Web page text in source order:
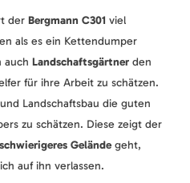
der Bergmann C301 viel
als es ein Kettendumper
auch Landschaftsgärtner den
für ihre Arbeit zu schätzen.
Landschaftsbau die guten
zu schätzen. Diese zeigt der
schwierigeres Geländegeht,
auf ihn verlassen.